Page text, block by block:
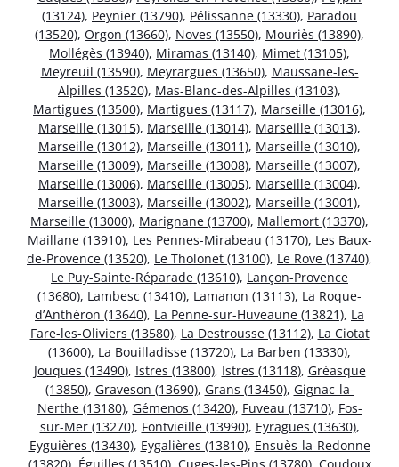
(13124), Peynier (13790), Pélissanne (13330), Paradou
(13520), Orgon (13660), Noves (13550), Mouriès (13890),
Mollégès (13940), Miramas (13140), Mimet (13105),
Meyreuil (13590), Meyrargues (13650), Maussane-les-
Alpilles (13520), Mas-Blanc-des-Alpilles (13103),
Martigues (13500), Martigues (13117), Marseille (13016),
Marseille (13015), Marseille (13014), Marseille (13013),
Marseille (13012), Marseille (13011), Marseille (13010),
Marseille (13009), Marseille (13008), Marseille (13007),
Marseille (13006), Marseille (13005), Marseille (13004),
Marseille (13003), Marseille (13002), Marseille (13001),
Marseille (13000), Marignane (13700), Mallemort (13370),
Maillane (13910), Les Pennes-Mirabeau (13170), Les Baux-
de-Provence (13520), Le Tholonet (13100), Le Rove (13740),
Le Puy-Sainte-Réparade (13610), Lançon-Provence
(13680), Lambesc (13410), Lamanon (13113), La Roque-
d’Anthéron (13640), La Penne-sur-Huveaune (13821), La
Fare-les-Oliviers (13580), La Destrousse (13112), La Ciotat
(13600), La Bouilladisse (13720), La Barben (13330),
Jouques (13490), Istres (13800), Istres (13118), Gréasque
(13850), Graveson (13690), Grans (13450), Gignac-la-
Nerthe (13180), Gémenos (13420), Fuveau (13710), Fos-
sur-Mer (13270), Fontvieille (13990), Eyragues (13630),
Eyguières (13430), Eygalières (13810), Ensuès-la-Redonne